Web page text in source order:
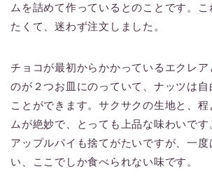
ムを詰めて作っているとのことです。
たくて、迷わず注文しました。
チョコが最初からかかっているエクレア
のが２つお皿にのっていて、ナッツは自
ことができます。サクサクの生地と、
ムが絶妙で、とっても上品な味わいで
アップルパイも捨てがたいですが、一度
い、ここでしか食べられない味です。